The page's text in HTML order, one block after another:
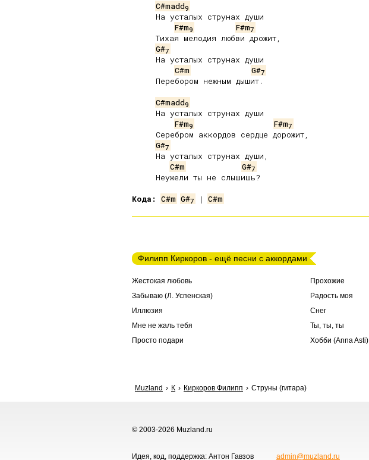
C#madd9
     На усталых струнах души
F#m9 F#m7
     Тихая мелодия любви дрожит,
G#7
     На усталых струнах души
C#m
G#7
     Перебором нежным дышит.
C#madd9
     На усталых струнах души
F#m9 F#m7
     Серебром аккордов сердце дорожит,
G#7
     На усталых струнах души,
C#m
G#7
     Неужели ты не слышишь?
Кода:
C#m G#7 | C#m
Филипп Киркоров - ещё песни с аккордами
Жестокая любовь
Забываю (Л. Успенская)
Иллюзия
Мне не жаль тебя
Просто подари
Прохожие
Радость моя
Снег
Ты, ты, ты
Хобби (Anna Asti)
Muzland К Киркоров Филипп Струны (гитара)
© 2003-2026 Muzland.ru
Идея, код, поддержка: Антон Гавзов admin@muzland.ru